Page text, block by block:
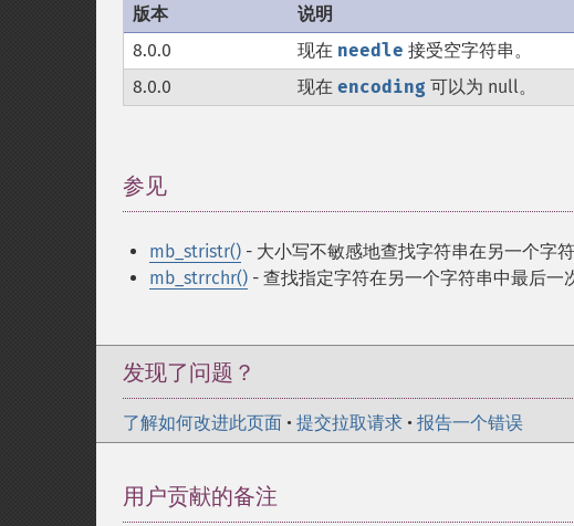
版本
说明
8.0.0
现在 needle 接受空字符串。
8.0.0
现在 encoding 可以为 null。
参见
mb_stristr() - 大小写不敏感地查找字符串在另一个字
mb_strrchr() - 查找指定字符在另一个字符串中最后一
发现了问题？
了解如何改进此页面 • 提交拉取请求 • 报告一个错误
用户贡献的备注